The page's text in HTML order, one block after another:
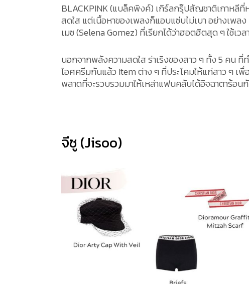
BLACKPINK (แบล็คพิงค์) เกิร์ลกรุ๊ปสัญชาติเกาหลี
สดใส แต่เนื้อหาของเพลงก็แอบแซ่บไม่เบา อย่างเพลง
เมซ (Selena Gomez) ที่เรียกได้ว่าฮอตฮิตสุด ๆ ใช้เ
นอกจากพลังความสดใส ร่าเริงของสาว ๆ ทั้ง 5 คน
ไอศครีมกันแล้ว Item ต่าง ๆ ที่ประโคมให้แก่สาว ๆ เ
พลาดที่จะรวบรวมมาให้เหล่าแฟนคลับได้อิจฉาตาร้อน
จีซู (Jisoo)